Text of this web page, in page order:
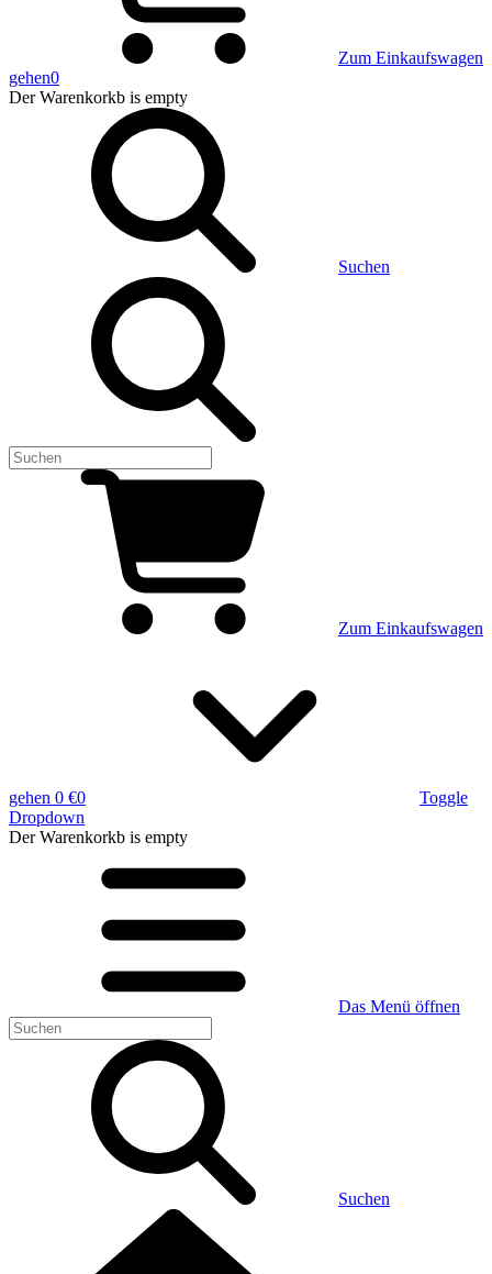
Zum Einkaufswagen
gehen0
Der Warenkorkb is empty
Suchen
Zum Einkaufswagen
gehen 0 €0
Toggle
Dropdown
Der Warenkorkb is empty
Das Menü öffnen
Suchen